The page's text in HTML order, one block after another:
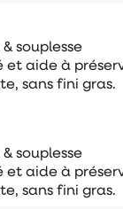
souplesse
et aide à
sans fini gras.
souplesse
et aide à
sans fini gras.